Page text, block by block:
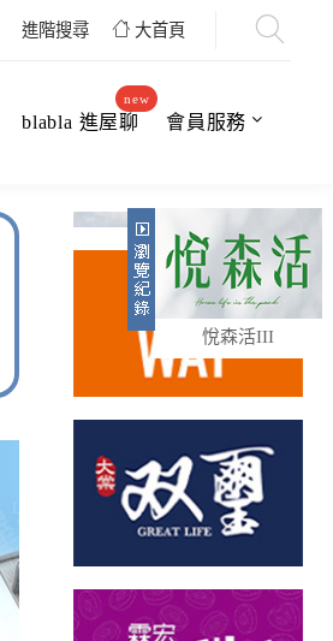
悅森活III
進階搜尋 大首頁
blabla 進屋聊
new
會員服務
星河畔